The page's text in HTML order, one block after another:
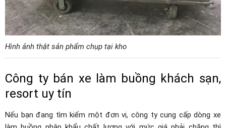
Hình ảnh thật sản phẩm chụp tại kho
Công ty bán xe làm buồng khách sạn,
resort uy tín
Nếu bạn đang tìm kiếm một đơn vị, công ty cung cấp dòng xe